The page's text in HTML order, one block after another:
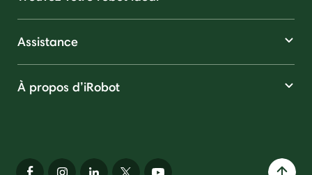
Assistance
À propos d’iRobot